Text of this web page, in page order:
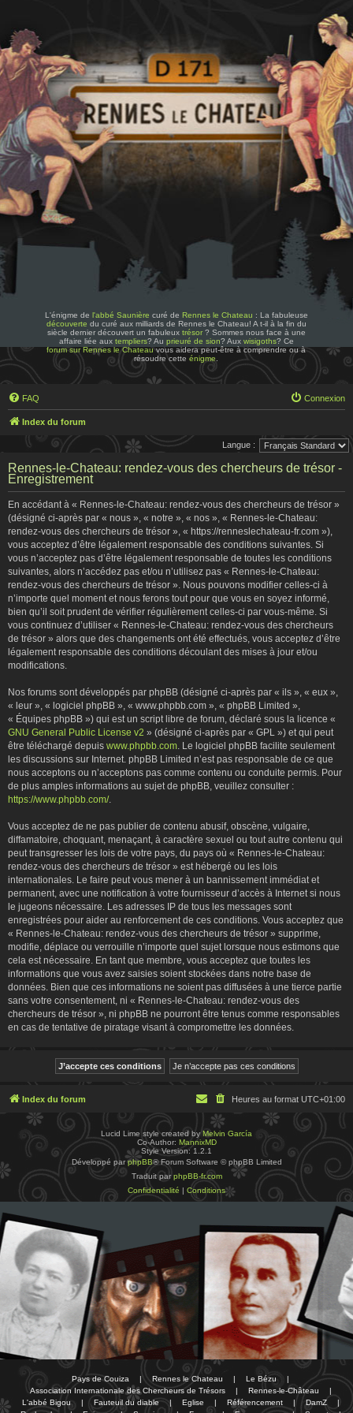
L'énigme de l'abbé Saunière curé de Rennes le Chateau : La fabuleuse
découverte du curé aux milliards de Rennes le Chateau! A t-il à la fin du
siècle dernier découvert un fabuleux trésor? Sommes nous face à une
affaire liée aux templiers? Au prieuré de sion? Aux wisigoths? Ce
forum sur Rennes le Chateauvous aidera peut-être à comprendre ou à
résoudre cetteénigme
FAQ Connexion
Index du forum
Langue :
Rennes-le-Chateau: rendez-vous des chercheurs de trésor -
Enregistrement
En accédant à « Rennes-le-Chateau: rendez-vous des chercheurs de trésor »
(désigné ci-après par « nous », « notre », « nos », « Rennes-le-Chateau:
rendez-vous des chercheurs de trésor », « https://renneslechateau-fr.com »),
vous acceptez d’être légalement responsable des conditions suivantes. Si
vous n’acceptez pas d’être légalement responsable de toutes les conditions
suivantes, alors n’accédez pas et/ou n’utilisez pas « Rennes-le-Chateau:
rendez-vous des chercheurs de trésor ». Nous pouvons modifier celles-ci à
n’importe quel moment et nous ferons tout pour que vous en soyez informé,
bien qu’il soit prudent de vérifier régulièrement celles-ci par vous-même. Si
vous continuez d’utiliser « Rennes-le-Chateau: rendez-vous des chercheurs
de trésor » alors que des changements ont été effectués, vous acceptez d’être
légalement responsable des conditions découlant des mises à jour et/ou
modifications.
Nos forums sont développés par phpBB (désigné ci-après par « ils », « eux »,
« leur », « logiciel phpBB », « www.phpbb.com », « phpBB Limited »,
« Équipes phpBB ») qui est un script libre de forum, déclaré sous la licence «
GNU General Public License v2 » (désigné ci-après par « GPL ») et qui peut
être téléchargé depuis www.phpbb.com. Le logiciel phpBB facilite seulement
les discussions sur Internet. phpBB Limited n’est pas responsable de ce que
nous acceptons ou n’acceptons pas comme contenu ou conduite permis. Pour
de plus amples informations au sujet de phpBB, veuillez consulter :
https://www.phpbb.com/.
Vous acceptez de ne pas publier de contenu abusif, obscène, vulgaire,
diffamatoire, choquant, menaçant, à caractère sexuel ou tout autre contenu qui
peut transgresser les lois de votre pays, du pays où « Rennes-le-Chateau:
rendez-vous des chercheurs de trésor » est hébergé ou les lois
internationales. Le faire peut vous mener à un bannissement immédiat et
permanent, avec une notification à votre fournisseur d’accès à Internet si nous
le jugeons nécessaire. Les adresses IP de tous les messages sont
enregistrées pour aider au renforcement de ces conditions. Vous acceptez que
« Rennes-le-Chateau: rendez-vous des chercheurs de trésor » supprime,
modifie, déplace ou verrouille n’importe quel sujet lorsque nous estimons que
cela est nécessaire. En tant que membre, vous acceptez que toutes les
informations que vous avez saisies soient stockées dans notre base de
données. Bien que ces informations ne soient pas diffusées à une tierce partie
sans votre consentement, ni « Rennes-le-Chateau: rendez-vous des
chercheurs de trésor », ni phpBB ne pourront être tenus comme responsables
en cas de tentative de piratage visant à compromettre les données.
Index du forum Heures au format UTC+01:00
Lucid Lime style created byMelvin García
Co-Author: MannixMD
Style Version: 1.2.1
Développé parphpBB® Forum Software © phpBB Limited
Traduit parphpBB-fr.com
Confidentialité | Conditions
Pays de Couiza | Rennes le Chateau | Le Bézu
|
Association Internationale des Chercheurs de Trésors
| Rennes-le-Château
|
L'abbé Bigou
| Fauteuil du diable | Eglise | Référencement | DamZ
|